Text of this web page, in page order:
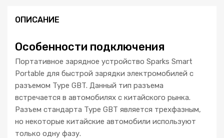
ОПИСАНИЕ
Особенности подключения
Портативное зарядное устройство Sparks Smart
Portable для быстрой зарядки электромобилей с
разъемом Type GBT. Данный тип разъема
встречается в автомобилях с китайского рынка.
Разъем стандарта Type GBT является трехфазным,
но некоторые китайские автомобили используют
только одну фазу.